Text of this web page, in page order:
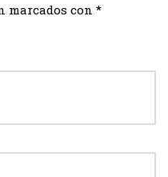
marcados con *